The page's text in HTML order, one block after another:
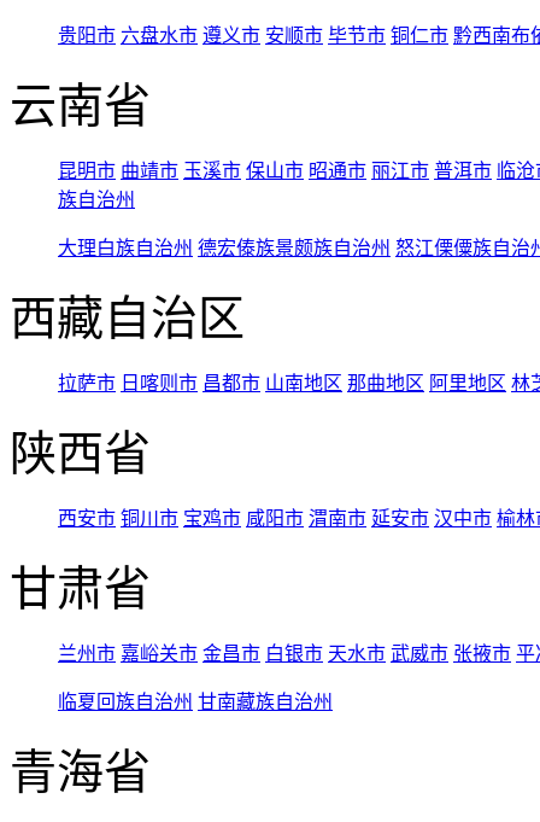
贵阳市 六盘水市 遵义市 安顺市 毕节市 铜仁市 黔西南布
云南省
昆明市 曲靖市 玉溪市 保山市 昭通市 丽江市 普洱市 临
族自治州
大理白族自治州 德宏傣族景颇族自治州 怒江傈僳族自治
西藏自治区
拉萨市 日喀则市 昌都市 山南地区 那曲地区 阿里地区 林
陕西省
西安市 铜川市 宝鸡市 咸阳市 渭南市 延安市 汉中市 榆林
甘肃省
兰州市 嘉峪关市 金昌市 白银市 天水市 武威市 张掖市 平
临夏回族自治州 甘南藏族自治州
青海省